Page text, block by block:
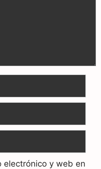
electrónico y web en